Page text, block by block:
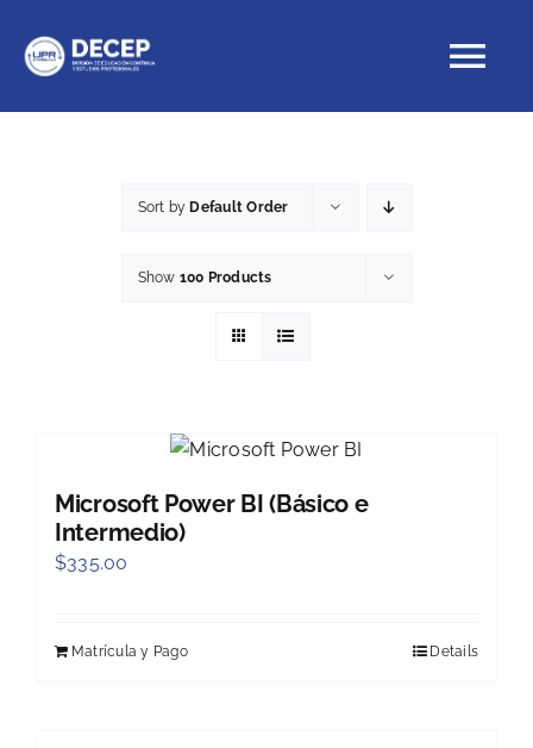
content
Sort by Default Order
Show 100 Products
Microsoft Power BI (Básico e
Intermedio)
$335.00
Matrícula y Pago Details